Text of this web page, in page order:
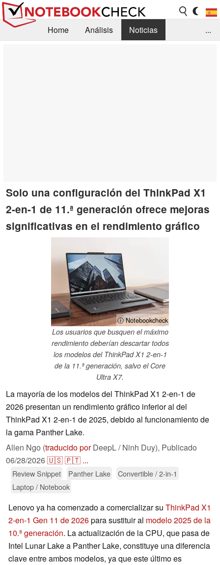
Home Análisis
Noticias
...
Solo una configuración del ThinkPad X1
2-en-1 de 11.ª generación ofrece mejoras
significativas en el rendimiento gráfico
ⓘ Notebookcheck
Los usuarios que busquen el máximo
rendimiento deberían descartar todos
los modelos del ThinkPad X1 2-en-1
de la 11.ª generación, salvo el Core
Ultra X7.
La mayoría de los modelos del ThinkPad X1 2-en-1 de
2026 presentan un rendimiento gráfico inferior al del
ThinkPad X1 2-en-1 de 2025, debido al funcionamiento de
la gama Panther Lake.
Allen Ngo (traducido porDeepL / Ninh Duy), Publicado
06/28/2026🇺🇸🇵🇹 ...
Review Snippet Panther Lake
Convertible / 2-in-1
Laptop / Notebook
Lenovo ya ha comenzado a comercializar su ThinkPad X1
2-en-1 Gen 11 de 2026para sustituir al modelo 2025 de la
10.ª generación. La actualización de la CPU, que pasa de
Intel Lunar Lake a Panther Lake, constituye una diferencia
clave entre ambos modelos, ya que este último es